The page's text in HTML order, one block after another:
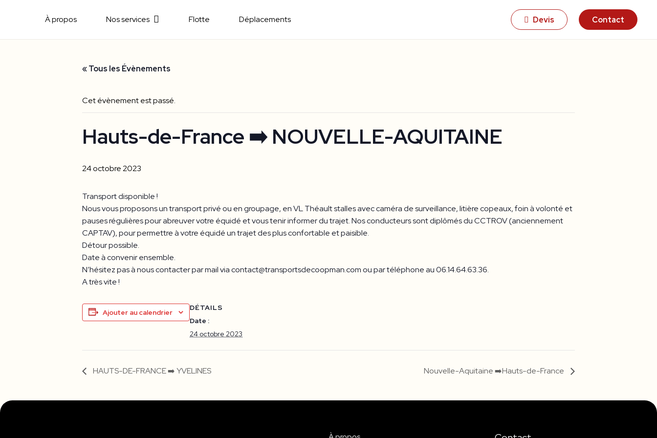
À propos Nos services Flotte Déplacements Devis Contact
« Tous les Évènements
Cet évènement est passé.
Hauts-de-France ➡️ NOUVELLE-AQUITAINE
24 octobre 2023
Transport disponible !
Nous vous proposons un transport privé ou en groupage, en VL Théault stalles avec caméra de surveillance, litière copeaux, foin à volonté et
pauses régulières pour abreuver votre équidé et vous tenir informer du trajet. Nos conducteurs sont diplômés du CCTROV (anciennement
CAPTAV), pour permettre à votre équidé un trajet des plus confortable et paisible.
Détour possible.
Date à convenir ensemble.
N’hésitez pas à nous contacter par mail via contact@transportsdecoopman.com ou par téléphone au 06.14.64.63.36.
A très vite !
Ajouter au calendrier
DÉTAILS
Date :
24 octobre 2023
HAUTS-DE-FRANCE ➡️ YVELINES Nouvelle-Aquitaine ➡️Hauts-de-France